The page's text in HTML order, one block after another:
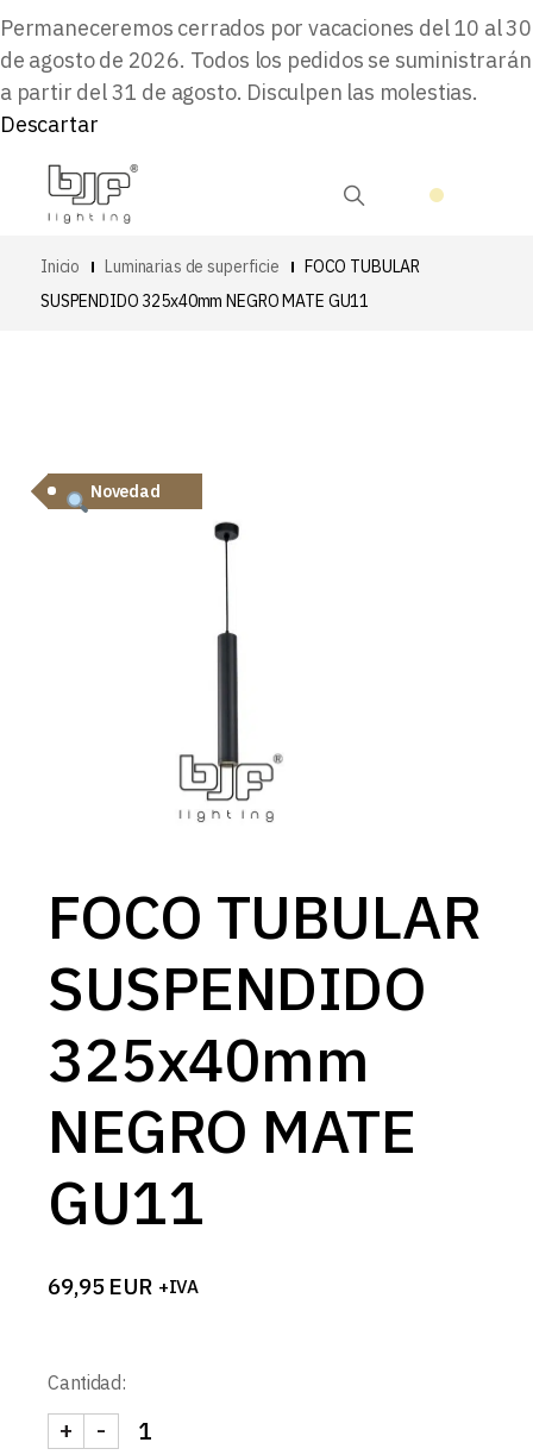
Permaneceremos cerrados por vacaciones del 10 al 30
de agosto de 2026. Todos los pedidos se suministrarán
a partir del 31 de agosto. Disculpen las molestias.
Descartar
Inicio Luminarias de superficie
FOCO TUBULAR
SUSPENDIDO 325x40mm NEGRO MATE GU11
Novedad
FOCO TUBULAR
SUSPENDIDO
325x40mm
NEGRO MATE
GU11
69,95 EUR +IVA
Cantidad:
FOCO TUBULAR SUSPENDIDO 325x40mm
-
+